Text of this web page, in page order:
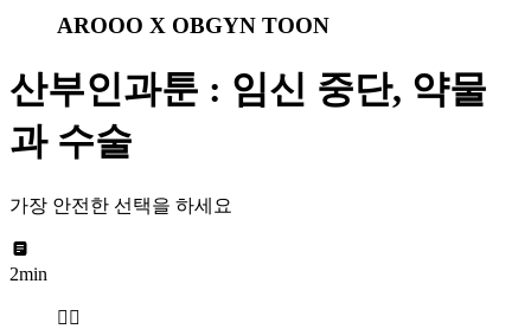
AROOO X OBGYN TOON
산부인과툰 : 임신 중단, 약물
과 수술
가장 안전한 선택을 하세요
2min
👩‍⚕️